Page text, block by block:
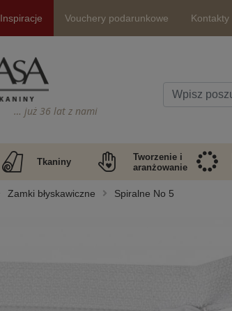
Inspiracje Vouchery podarunkowe Kontakty
… już 36 lat z nami
Tkaniny
Tworzenie i
aranżowanie
Zamki błyskawiczne Spiralne No 5